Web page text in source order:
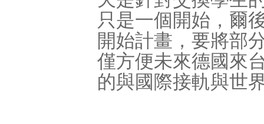
只是一個開始，爾
開始計畫，要將部
僅方便未來德國來
的與國際接軌與世